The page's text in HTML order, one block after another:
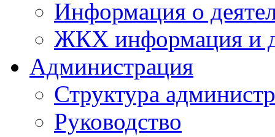
Информация о
ЖКХ информация и
Администрация
Структура
Руководство